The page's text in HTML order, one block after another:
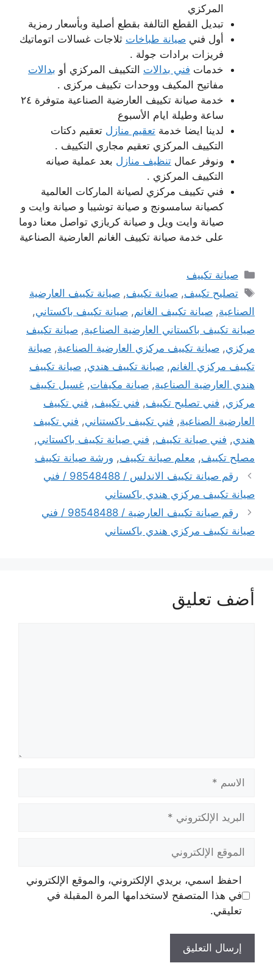
المركزي
تبديل القطع التالفة بقطع أصلية وبأسعار رمزية
أول فني صيانة طباخات ثلاجات غسالات اتوماتيك
فريزات برادات جولة .
خدمات فني بدالات التكييف المركزي أو بدالات
مفاتيح المكيف ووحدات تكييف مركزى .
خدمة صيانة تكييف العارضية الصناعية متوفرة ٢٤
ساعة وطيلة ايام الأسبوع
لدينا ايضا خدمة تعقيم منازل تعقيم دكتات
التكييف المركزي تعقيم مجاري التكييف .
ونوفر عمال تنظيف منازل بعد عملية صيانه
التكييف المركزي .
فني تكييف مركزي لصيانة الماركات العالمية
كصيانة سامسونج و صيانة توشيبا و صيانة وايت و
صيانة وايت ويل و صيانة كريازي تواصل معنا دوما
على خدمة صيانة تكييف الغانم العارضية الصناعية
التصنيفات
صيانة تكييف
الوسوم
تصليح تكييف,صيانة تكييف,صيانة تكييف العارضية
الصناعية, صيانة تكييف الغانم, صيانة تكييف باكستاني,
صيانة تكييف باكستاني العارضية الصناعية, صيانة تكييف
مركزي, صيانة تكييف مركزي العارضية الصناعية, صيانة
تكييف مركزي الغانم, صيانة تكييف هندي, صيانة تكييف
هندي العارضية الصناعية, صيانة مكيفات, غسيل تكييف
مركزي, فني تصليح تكييف, فني تكييف, فني تكييف
العارضية الصناعية, فني تكييف باكستناني, فني تكييف
هندي, فني صيانة تكييف, فني صيانة تكييف باكستاني,
مصلح تكييف, معلم صيانة تكييف, ورشة صيانة تكييف
رقم صيانة تكييف الاندلس / 98548488 / فني
صيانة تكييف مركزي هندي باكستاني
رقم صيانة تكييف العارضية / 98548488 / فني
صيانة تكييف مركزي هندي باكستاني
أضف تعليق
الإلكتروني
الإلكتروني
احفظ اسمي، بريدي الإلكتروني، والموقع الإلكتروني
في هذا المتصفح لاستخدامها المرة المقبلة في
تعليقي.